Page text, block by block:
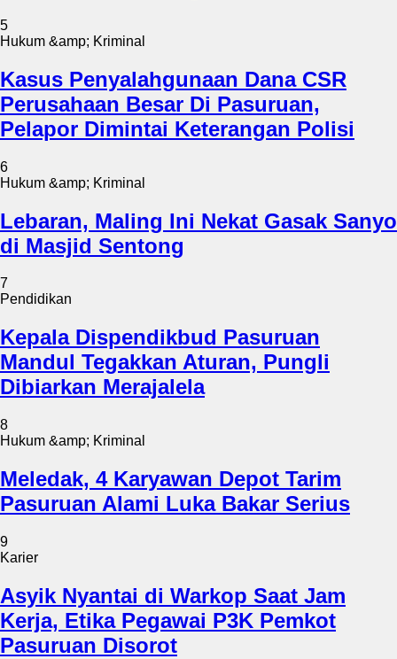
5
Hukum &amp; Kriminal
Kasus Penyalahgunaan Dana CSR
Perusahaan Besar Di Pasuruan,
Pelapor Dimintai Keterangan Polisi
6
Hukum &amp; Kriminal
Lebaran, Maling Ini Nekat Gasak Sanyo
di Masjid Sentong
7
Pendidikan
Kepala Dispendikbud Pasuruan
Mandul Tegakkan Aturan, Pungli
Dibiarkan Merajalela
8
Hukum &amp; Kriminal
Meledak, 4 Karyawan Depot Tarim
Pasuruan Alami Luka Bakar Serius
9
Karier
Asyik Nyantai di Warkop Saat Jam
Kerja, Etika Pegawai P3K Pemkot
Pasuruan Disorot